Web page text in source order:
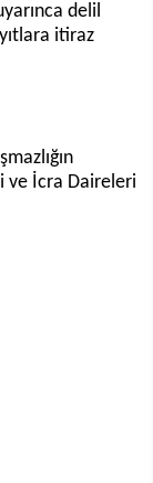
delil
itiraz
ve İcra Daireleri